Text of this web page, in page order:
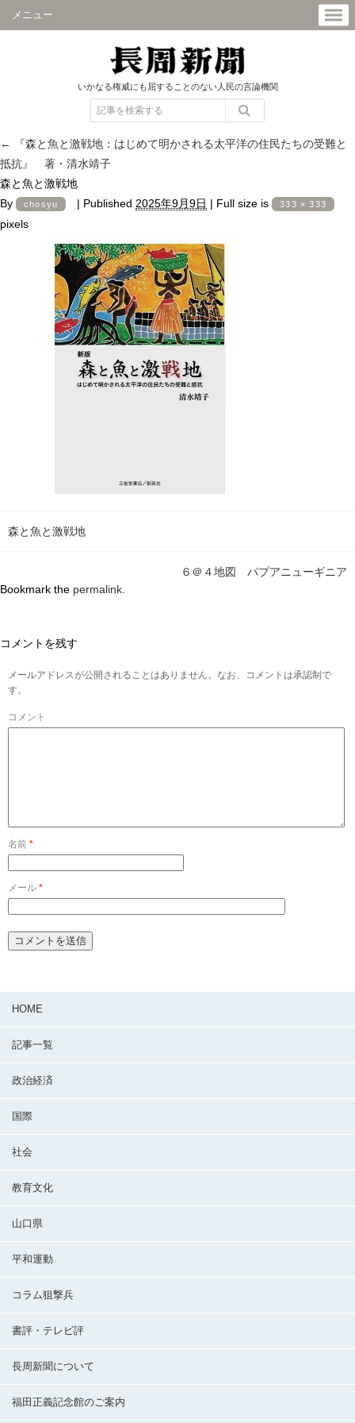
メニュー
いかなる権威にも屈することのない人民の言論機関
←
『森と魚と激戦地：はじめて明かされる太平洋の住民たちの受難と
抵抗』 著・清水靖子
森と魚と激戦地
By
chosyu | Published 2025年9月9日 | Full size is 333 × 333
pixels
森と魚と激戦地
６＠４地図 パプアニューギニア
Bookmark the permalink
コメントを残す
メールアドレスが公開されることはありません。なお、コメントは承認制で
す。
コメント
名前 *
メール *
HOME
記事一覧
政治経済
国際
社会
教育文化
山口県
平和運動
コラム狙撃兵
書評・テレビ評
長周新聞について
福田正義記念館のご案内